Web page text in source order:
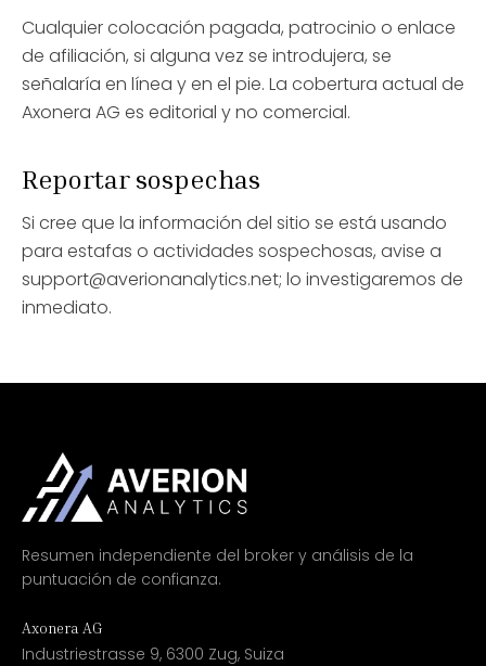
Cualquier colocación pagada, patrocinio o enlace
de afiliación, si alguna vez se introdujera, se
señalaría en línea y en el pie. La cobertura actual de
Axonera AG es editorial y no comercial.
Reportar sospechas
Si cree que la información del sitio se está usando
para estafas o actividades sospechosas, avise a
support@averionanalytics.net; lo investigaremos de
inmediato.
Resumen independiente del broker y análisis de la
puntuación de confianza.
Axonera AG
Industriestrasse 9, 6300 Zug, Suiza